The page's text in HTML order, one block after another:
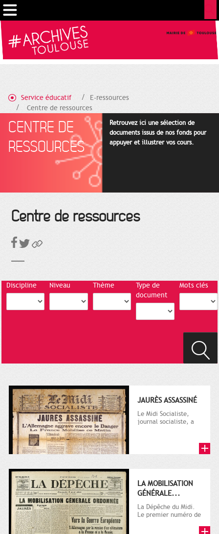
Service éducatif
E-ressources
Centre de ressources
CENTRE DE
RESSOURCES
Retrouvez ici une sélection de
documents issus de nos fonds pour
appuyer et illustrer vos cours.
Centre de ressources
Discipline Niveau Thème
Type de
document
Mots clés
JAURÈS ASSASSINÉ
Le Midi Socialiste,
journal socialiste, a
LA MOBILISATION
GÉNÉRALE...
La Dépêche du Midi.
Le premier numéro de
Gestion de vos préférences sur les cookies